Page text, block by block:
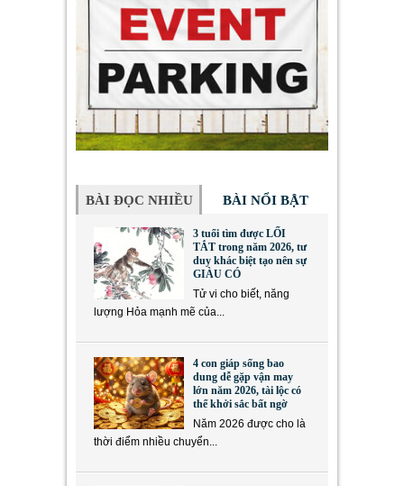
BÀI ĐỌC NHIỀU BÀI NỔI BẬT
3 tuổi tìm được LỐI
TẮT trong năm 2026, tư
duy khác biệt tạo nên sự
GIÀU CÓ
Tử vi cho biết, năng
lượng Hỏa mạnh mẽ của...
4 con giáp sống bao
dung dễ gặp vận may
lớn năm 2026, tài lộc có
thể khởi sắc bất ngờ
Năm 2026 được cho là
thời điểm nhiều chuyển...